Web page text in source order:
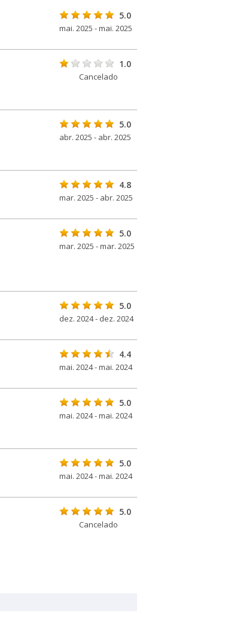
5.0
mai. 2025 - mai. 2025
1.0
Cancelado
5.0
abr. 2025 - abr. 2025
4.8
mar. 2025 - abr. 2025
5.0
mar. 2025 - mar. 2025
5.0
dez. 2024 - dez. 2024
4.4
mai. 2024 - mai. 2024
5.0
mai. 2024 - mai. 2024
5.0
mai. 2024 - mai. 2024
5.0
Cancelado